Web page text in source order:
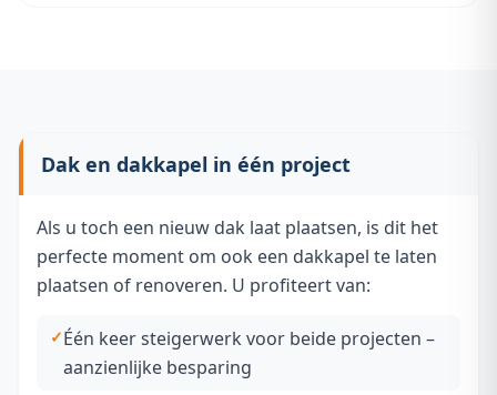
Dak en dakkapel in één project
Als u toch een nieuw dak laat plaatsen, is dit het
perfecte moment om ook een dakkapel te laten
plaatsen of renoveren. U profiteert van:
Één keer steigerwerk voor beide projecten –
aanzienlijke besparing